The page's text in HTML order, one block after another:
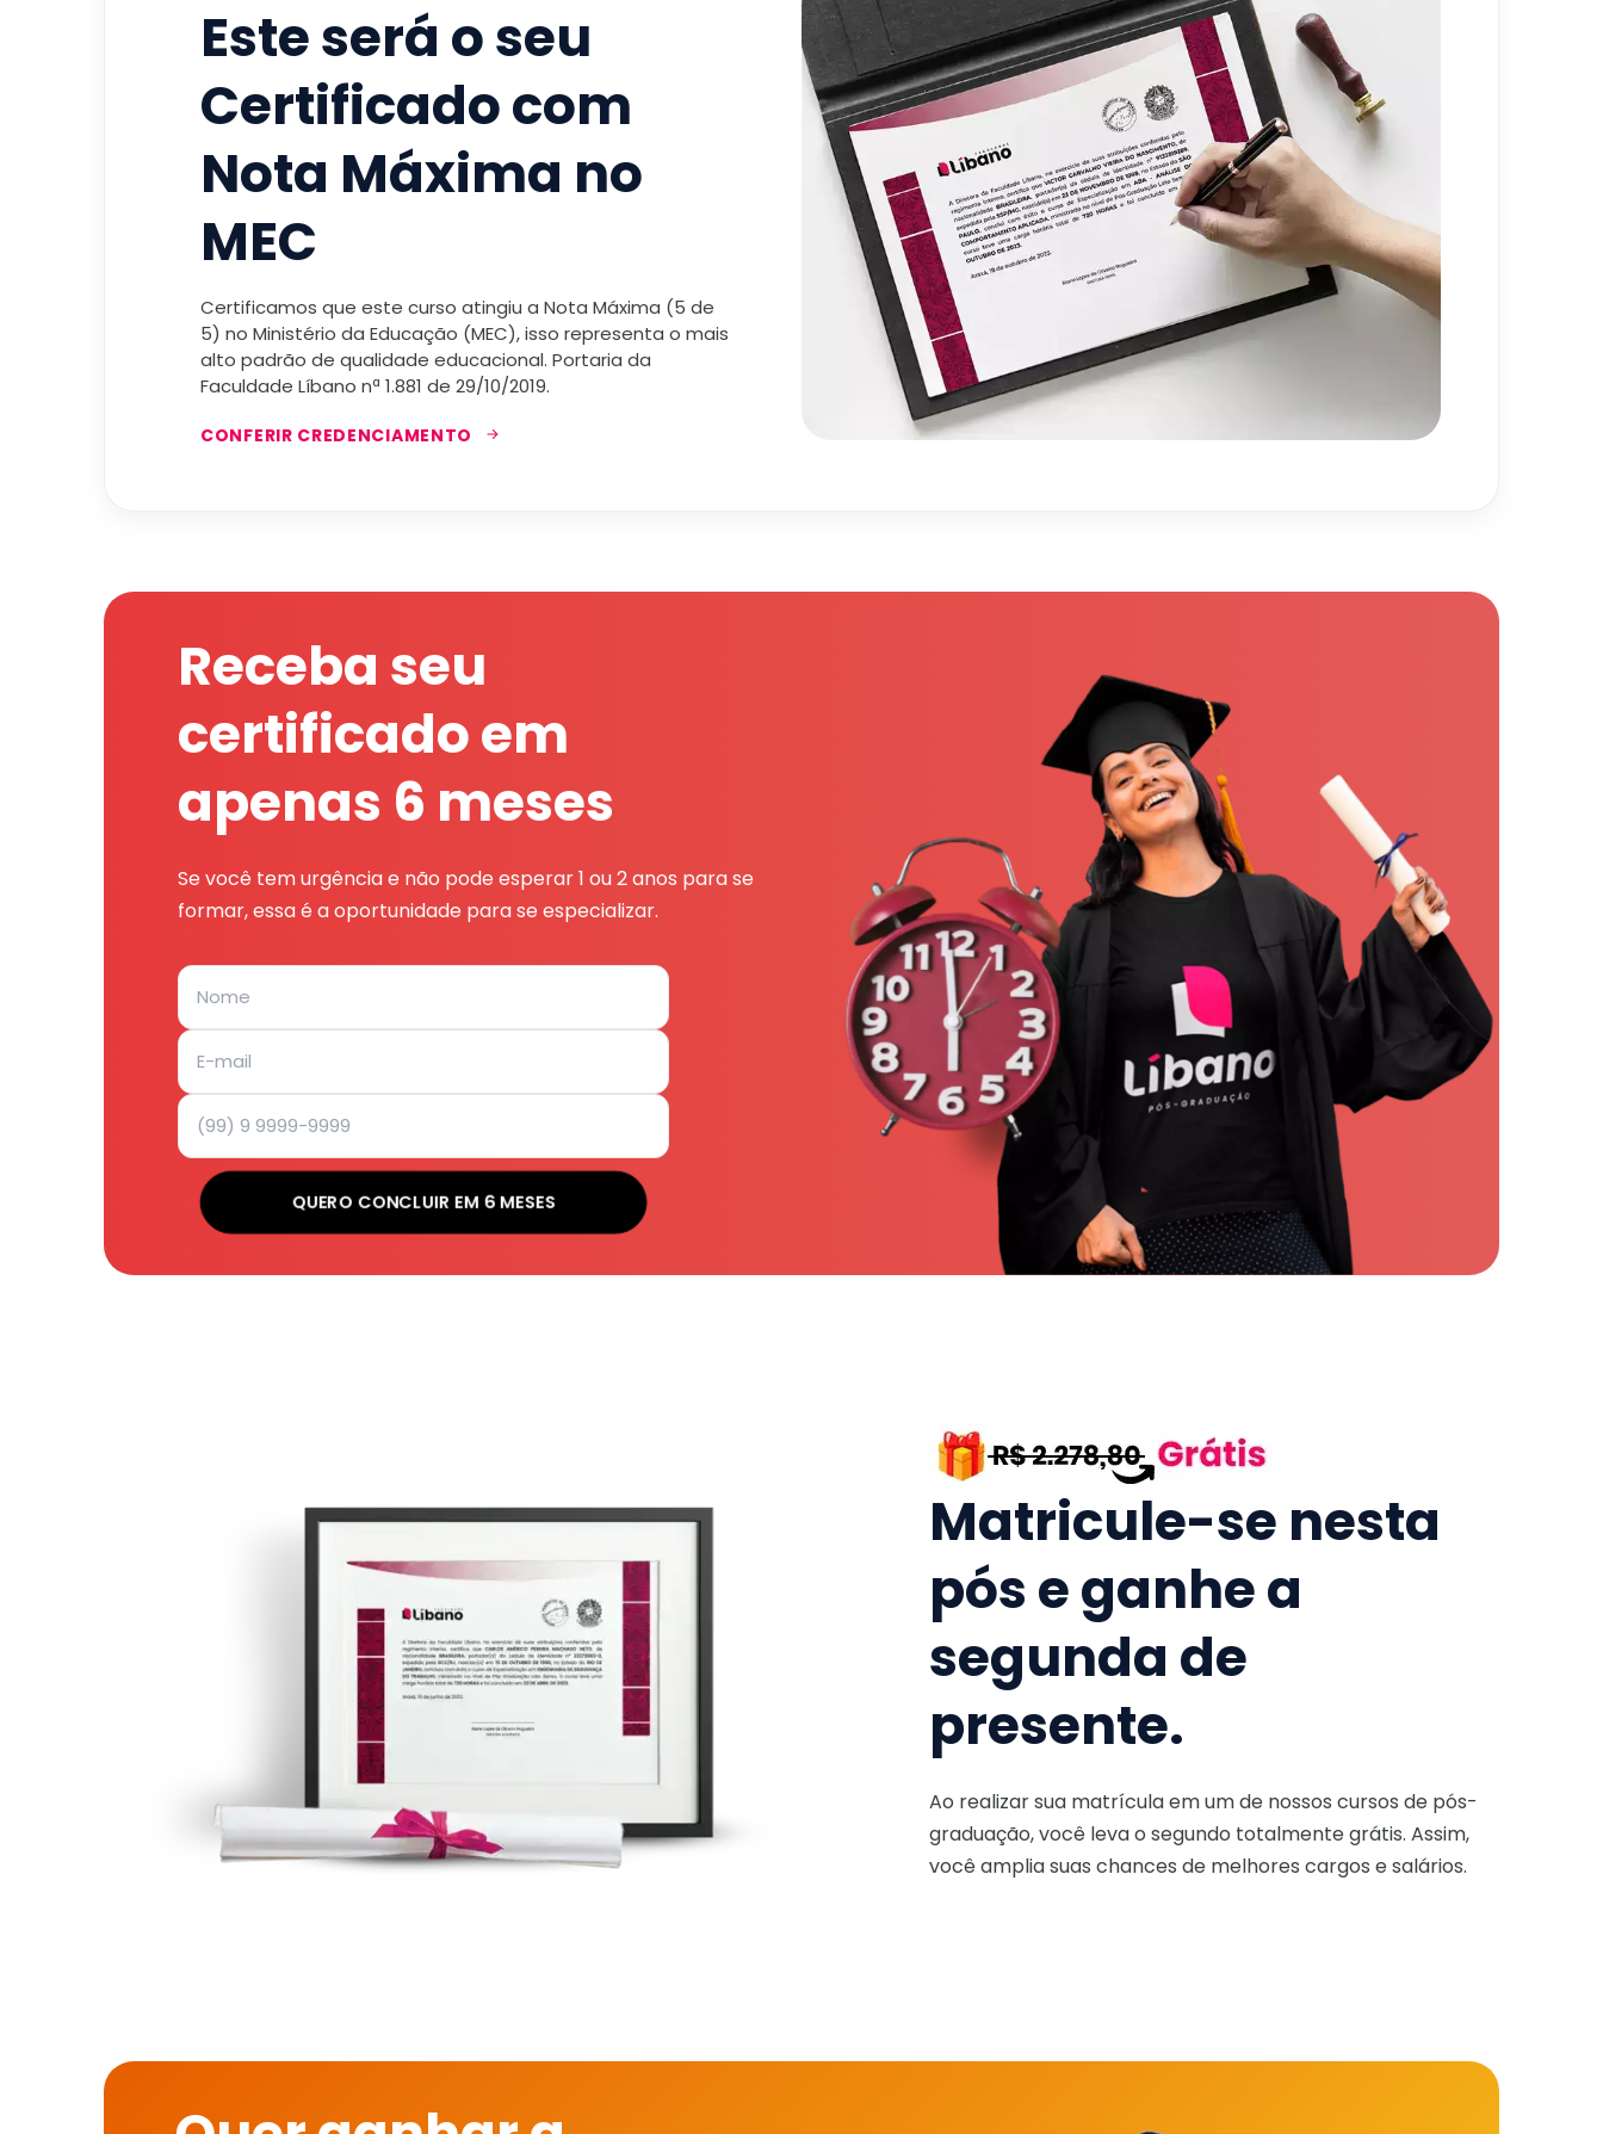
Este será o seu
Certificado com
Nota Máxima no
MEC
Certificamos que este curso atingiu a Nota Máxima (5 de
5) no Ministério da Educação (MEC), isso representa o mais
alto padrão de qualidade educacional. Portaria da
Faculdade Líbano nª 1.881 de 29/10/2019.
CONFERIR CREDENCIAMENTO
Receba seu
certificado em
apenas 6 meses
Se você tem urgência e não pode esperar 1 ou 2 anos para se
formar, essa é a oportunidade para se especializar.
QUERO CONCLUIR EM 6 MESES
Matricule-se nesta
pós e ganhe a
segunda de
presente.
Ao realizar sua matrícula em um de nossos cursos de pós-
graduação, você leva o segundo totalmente grátis. Assim,
você amplia suas chances de melhores cargos e salários.